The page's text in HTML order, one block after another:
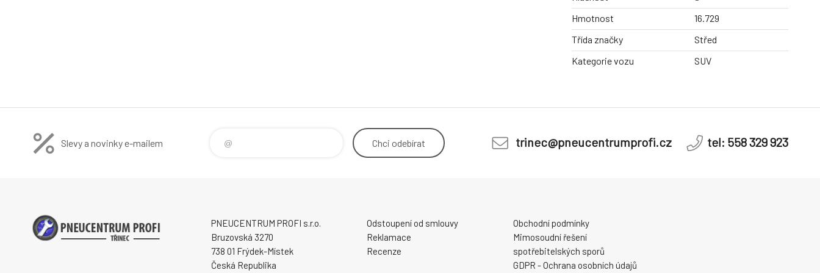
Hmotnost
16.729
Třída značky
Střed
Kategorie vozu
SUV
Slevy a novinky e-mailem Chci odebírat trinec@pneucentrumprofi.cz tel: 558 329 923
PNEUCENTRUM PROFI s.r.o.
Bruzovská 3270
738 01 Frýdek-Místek
Česká Republika
Odstoupení od smlouvy
Reklamace
Recenze
Obchodní podmínky
Mimosoudní řešení
spotřebitelských sporů
GDPR - Ochrana osobních údajů